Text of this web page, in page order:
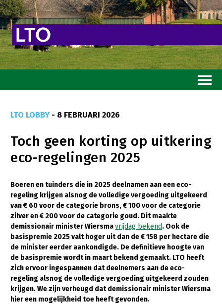
Goed eten
Mooi groen
Sterk ondernemerschap
Transitiepaden
Thema’s
Gezonde planten
Gezonde dieren
Natuur, klimaat en energie
Bodem en water
LTO LOBBY - 8 FEBRUARI 2026
Toch geen korting op uitkering
eco-regelingen 2025
Boeren en tuinders die in 2025 deelnamen aan een eco-
regeling krijgen alsnog de volledige vergoeding uitgekeerd
van € 60 voor de categorie brons, € 100 voor de categorie
zilver en € 200 voor de categorie goud. Dit maakte
demissionair minister Wiersmavrijdag bekend. Ook de
basispremie 2025 valt hoger uit dan de € 158 per hectare die
de minister eerder aankondigde. De definitieve hoogte van
de basispremie wordt in maart bekend gemaakt. LTO heeft
zich ervoor ingespannen dat deelnemers aan de eco-
regeling alsnog de volledige vergoeding uitgekeerd zouden
krijgen. We zijn verheugd dat demissionair minister Wiersma
hier een mogelijkheid toe heeft gevonden.